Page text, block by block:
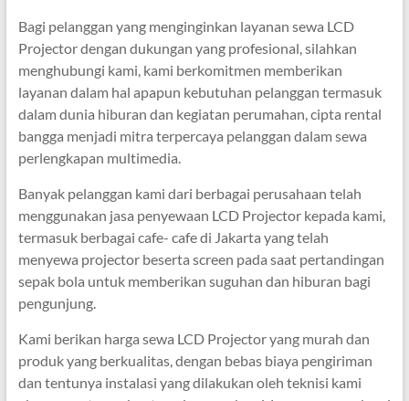
Bagi pelanggan yang menginginkan layanan sewa LCD
Projector dengan dukungan yang profesional, silahkan
menghubungi kami, kami berkomitmen memberikan
layanan dalam hal apapun kebutuhan pelanggan termasuk
dalam dunia hiburan dan kegiatan perumahan, cipta rental
bangga menjadi mitra terpercaya pelanggan dalam sewa
perlengkapan multimedia.
Banyak pelanggan kami dari berbagai perusahaan telah
menggunakan jasa penyewaan LCD Projector kepada kami,
termasuk berbagai cafe- cafe di Jakarta yang telah
menyewa projector beserta screen pada saat pertandingan
sepak bola untuk memberikan suguhan dan hiburan bagi
pengunjung.
Kami berikan harga sewa LCD Projector yang murah dan
produk yang berkualitas, dengan bebas biaya pengiriman
dan tentunya instalasi yang dilakukan oleh teknisi kami